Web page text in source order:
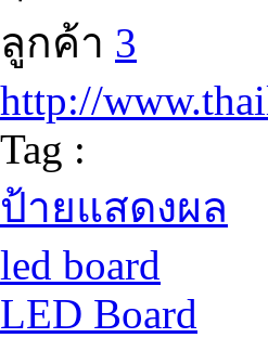
ลูกค้า 3
http://
Tag :
ป้ายแสดงผล
led board
LED Board